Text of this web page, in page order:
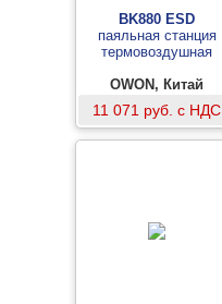
BK880 ESD
паяльная станция
термовоздушная
OWON, Китай
11 071 руб. с НДС